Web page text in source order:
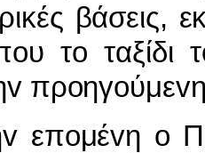
βάσεις,
τo ταξίδι
o